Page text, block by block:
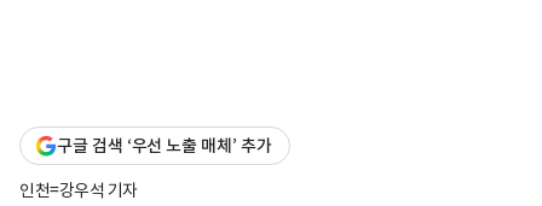
구글 검색 ‘우선 노출 매체’ 추가
인천=강우석 기자